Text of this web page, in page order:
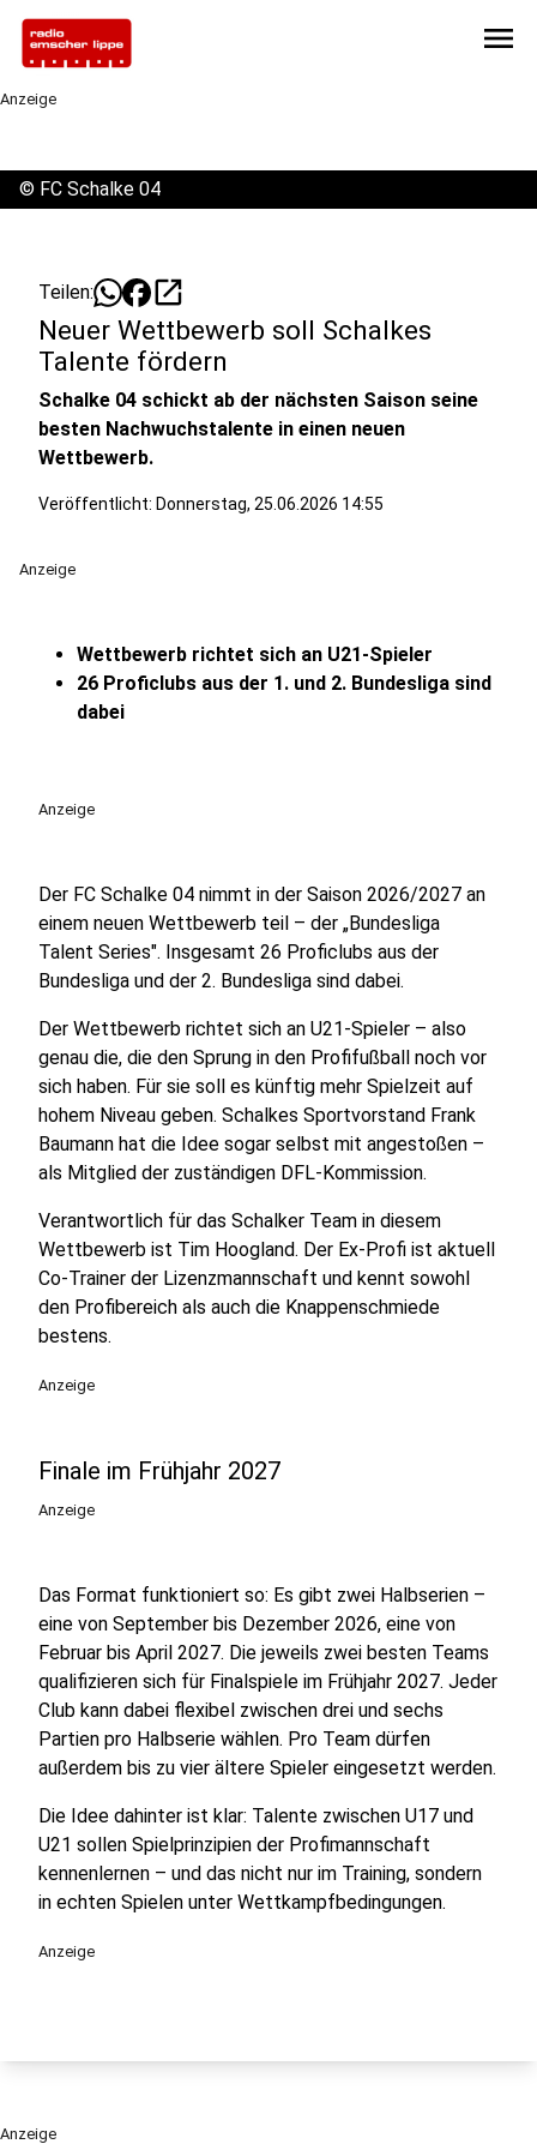
menu
Anzeige
© FC Schalke 04
Teilen: open_in_new
Neuer Wettbewerb soll Schalkes
Talente fördern
Schalke 04 schickt ab der nächsten Saison seine
besten Nachwuchstalente in einen neuen
Wettbewerb.
Veröffentlicht: Donnerstag, 25.06.2026 14:55
Anzeige
Wettbewerb richtet sich an U21-Spieler
26 Proficlubs aus der 1. und 2. Bundesliga sind
dabei
Anzeige
Der FC Schalke 04 nimmt in der Saison 2026/2027 an
einem neuen Wettbewerb teil – der „Bundesliga
Talent Series". Insgesamt 26 Proficlubs aus der
Bundesliga und der 2. Bundesliga sind dabei.
Der Wettbewerb richtet sich an U21-Spieler – also
genau die, die den Sprung in den Profifußball noch vor
sich haben. Für sie soll es künftig mehr Spielzeit auf
hohem Niveau geben. Schalkes Sportvorstand Frank
Baumann hat die Idee sogar selbst mit angestoßen –
als Mitglied der zuständigen DFL-Kommission.
Verantwortlich für das Schalker Team in diesem
Wettbewerb ist Tim Hoogland. Der Ex-Profi ist aktuell
Co-Trainer der Lizenzmannschaft und kennt sowohl
den Profibereich als auch die Knappenschmiede
bestens.
Anzeige
Finale im Frühjahr 2027
Anzeige
Das Format funktioniert so: Es gibt zwei Halbserien –
eine von September bis Dezember 2026, eine von
Februar bis April 2027. Die jeweils zwei besten Teams
qualifizieren sich für Finalspiele im Frühjahr 2027. Jeder
Club kann dabei flexibel zwischen drei und sechs
Partien pro Halbserie wählen. Pro Team dürfen
außerdem bis zu vier ältere Spieler eingesetzt werden.
Die Idee dahinter ist klar: Talente zwischen U17 und
U21 sollen Spielprinzipien der Profimannschaft
kennenlernen – und das nicht nur im Training, sondern
in echten Spielen unter Wettkampfbedingungen.
Anzeige
Anzeige